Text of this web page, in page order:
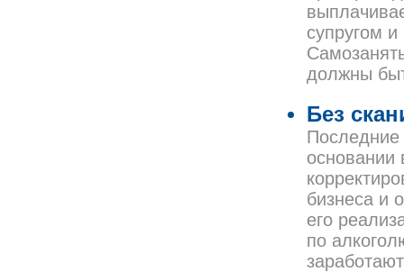
супругом
должны
Без
Последние
основании
бизнеса и
его
по